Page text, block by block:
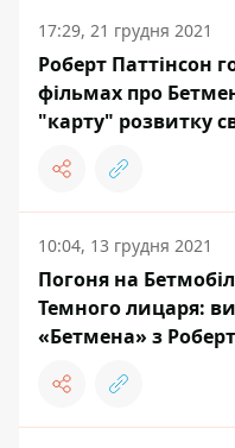
17:29, 21 грудня 2021
Роберт Паттінсон
фільмах про
"карту" розвитку
10:04, 13 грудня 2021
Погоня на
Темного лицаря:
«Бетмена» з